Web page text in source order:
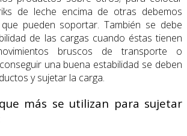
de leche encima de otras debemos
pueden soportar. También se debe
de las cargas cuando éstas tienen
bruscos de transporte o
una buena estabilidad se deben
y sujetar la carga.
más se utilizan para sujetar